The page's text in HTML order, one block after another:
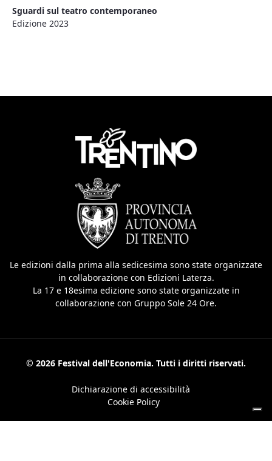
Sguardi sul teatro contemporaneo
Edizione 2023
Le edizioni dalla prima alla sedicesima sono state organizzate
in collaborazione con Edizioni Laterza.
La 17 e 18esima edizione sono state organizzate in
collaborazione con Gruppo Sole 24 Ore.
© 2026 Festival dell'Economia. Tutti i diritti riservati.
Dichiarazione di accessibilità
Cookie Policy